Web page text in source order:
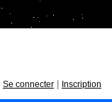
Se connecter Inscription